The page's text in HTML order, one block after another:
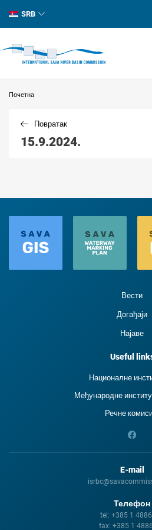
SRB
Почетна
15.9.2024.
Повратак
Вести
Догађаји
Најаве
Useful
Националне
Међународне
Речне
E-mail
Телефон
tel: +385 1
fax: +385 1